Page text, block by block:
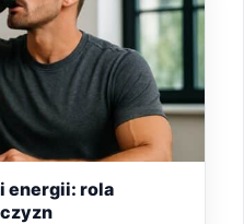
energii: rola